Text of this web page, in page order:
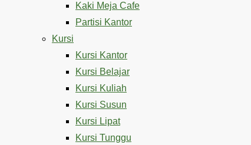
Kaki Meja Cafe
Partisi Kantor
Kursi
Kursi Kantor
Kursi Belajar
Kursi Kuliah
Kursi Susun
Kursi Lipat
Kursi Tunggu